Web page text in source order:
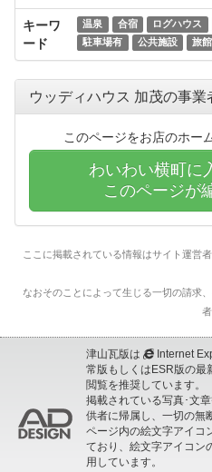
キーワ
ード
温泉 合宿 ログハウス
駐車場有
公共施設 旅館
ウッディハウス 加茂の事業
このページをお店のホー
わいわい横町に
このページが
ここに掲載されている情報はサイト運営
なおそのことによって生じる一切の請求
津山瓦版は Internet
常版もしくはESR版の最
閲覧を推奨しています。
掲載されている写真･文
供者に帰属し、一切の無
ページ内の絵文字アイコ
ており、絵文字アイコン
用しています。